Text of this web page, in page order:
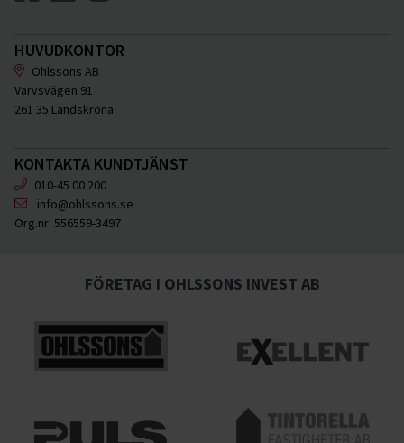
HUVUDKONTOR
Ohlssons AB
Varvsvägen 91
261 35 Landskrona
KONTAKTA KUNDTJÄNST
010-45 00 200
info@ohlssons.se
Org.nr: 556559-3497
FÖRETAG I OHLSSONS INVEST AB